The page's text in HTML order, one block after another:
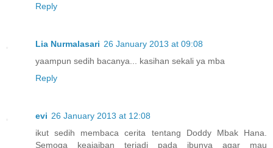
Reply
Lia Nurmalasari 26 January 2013 at 09:08
yaampun sedih bacanya... kasihan sekali ya mba
Reply
evi 26 January 2013 at 12:08
ikut sedih membaca cerita tentang Doddy Mbak Hana.
Semoga keajaiban terjadi pada ibunya agar mau